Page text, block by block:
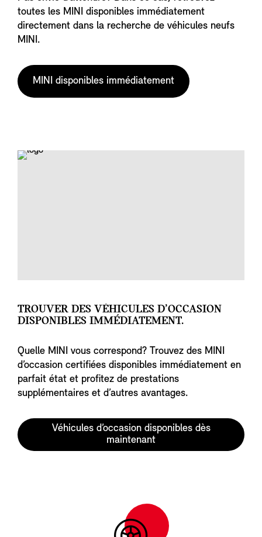
toutes les MINI disponibles immédiatement
directement dans la recherche de véhicules neufs
MINI.
MINI disponibles immédiatement
TROUVER DES VÉHICULES D’OCCASION
DISPONIBLES IMMÉDIATEMENT.
Quelle MINI vous correspond? Trouvez des MINI
d’occasion certifiées disponibles immédiatement en
parfait état et profitez de prestations
supplémentaires et d’autres avantages.
Véhicules d’occasion disponibles dès
maintenant